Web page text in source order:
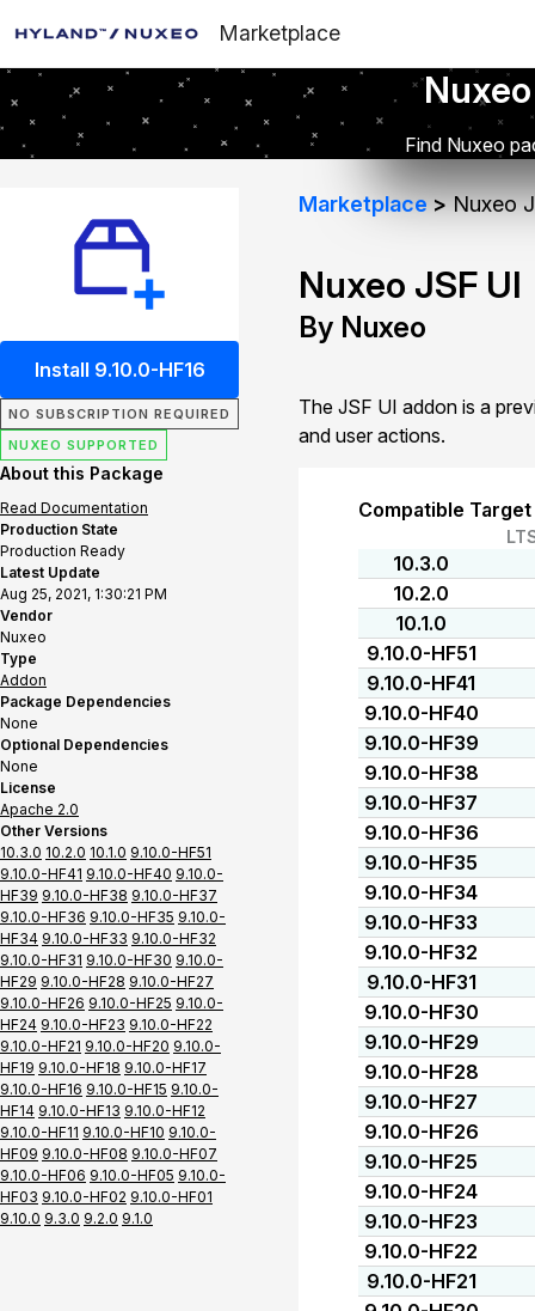
Marketplace
Find Nuxeo
Install 9.10.0-HF16
NO SUBSCRIPTION REQUIRED
NUXEO SUPPORTED
About this Package
Read Documentation
Production State
Production Ready
Latest Update
Aug 25, 2021, 1:30:21 PM
Vendor
Nuxeo
Type
Addon
Package Dependencies
None
Optional Dependencies
None
License
Apache 2.0
Other Versions
10.3.0 10.2.0 10.1.0 9.10.0-HF51
9.10.0-HF41 9.10.0-HF40 9.10.0-
HF39 9.10.0-HF38 9.10.0-HF37
9.10.0-HF36 9.10.0-HF35 9.10.0-
HF34 9.10.0-HF33 9.10.0-HF32
9.10.0-HF31 9.10.0-HF30 9.10.0-
HF29 9.10.0-HF28 9.10.0-HF27
9.10.0-HF26 9.10.0-HF25 9.10.0-
HF24 9.10.0-HF23 9.10.0-HF22
9.10.0-HF21 9.10.0-HF20 9.10.0-
HF19 9.10.0-HF18 9.10.0-HF17
9.10.0-HF16 9.10.0-HF15 9.10.0-
HF14 9.10.0-HF13 9.10.0-HF12
9.10.0-HF11 9.10.0-HF10 9.10.0-
HF09 9.10.0-HF08 9.10.0-HF07
9.10.0-HF06 9.10.0-HF05 9.10.0-
HF03 9.10.0-HF02 9.10.0-HF01
9.10.0 9.3.0 9.2.0 9.1.0
Marketplace Nuxeo
Nuxeo JSF UI
By Nuxeo
The JSF UI addon is a
and user actions.
Compatible
10.3.0
10.2.0
10.1.0
9.10.0-HF51
9.10.0-HF41
9.10.0-HF40
9.10.0-HF39
9.10.0-HF38
9.10.0-HF37
9.10.0-HF36
9.10.0-HF35
9.10.0-HF34
9.10.0-HF33
9.10.0-HF32
9.10.0-HF31
9.10.0-HF30
9.10.0-HF29
9.10.0-HF28
9.10.0-HF27
9.10.0-HF26
9.10.0-HF25
9.10.0-HF24
9.10.0-HF23
9.10.0-HF22
9.10.0-HF21